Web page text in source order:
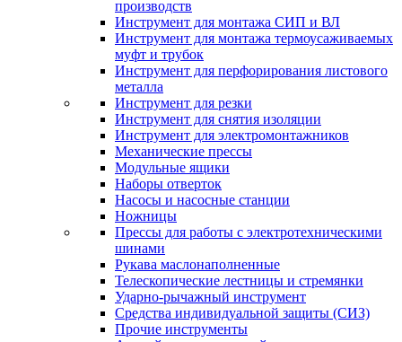
производств
Инструмент для монтажа СИП и ВЛ
Инструмент для монтажа термоусаживаемых
муфт и трубок
Инструмент для перфорирования листового
металла
Инструмент для резки
Инструмент для снятия изоляции
Инструмент для электромонтажников
Механические прессы
Модульные ящики
Наборы отверток
Насосы и насосные станции
Ножницы
Прессы для работы с электротехническими
шинами
Рукава маслонаполненные
Телескопические лестницы и стремянки
Ударно-рычажный инструмент
Средства индивидуальной защиты (СИЗ)
Прочие инструменты